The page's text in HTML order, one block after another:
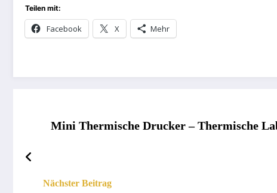
Teilen mit:
Facebook X Mehr
Mini Thermische Drucker – Thermische
Nächster Beitrag